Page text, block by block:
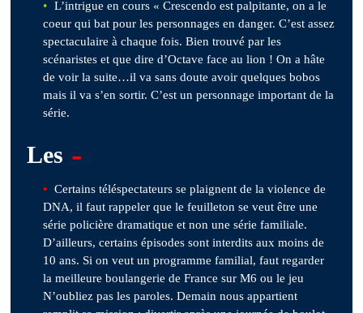
L’intrigue en cours « Crescendo est palpitante, on a le
coeur qui bat pour les personnages en danger. C’est assez
spectaculaire à chaque fois. Bien trouvé par les
scénaristes et que dire d’Octave face au lion ! On a hâte
de voir la suite…il va sans doute avoir quelques bobos
mais il va s’en sortir. C’est un personnage important de la
série.
Les -
Certains téléspectateurs se plaignent de la violence de
DNA, il faut rappeler que le feuilleton se veut être une
série policière dramatique et non une série familiale.
D’ailleurs, certains épisodes sont interdits aux moins de
10 ans. Si on veut un programme familial, faut regarder
la meilleure boulangerie de France sur M6 ou le jeu
N’oubliez pas les paroles. Demain nous appartient